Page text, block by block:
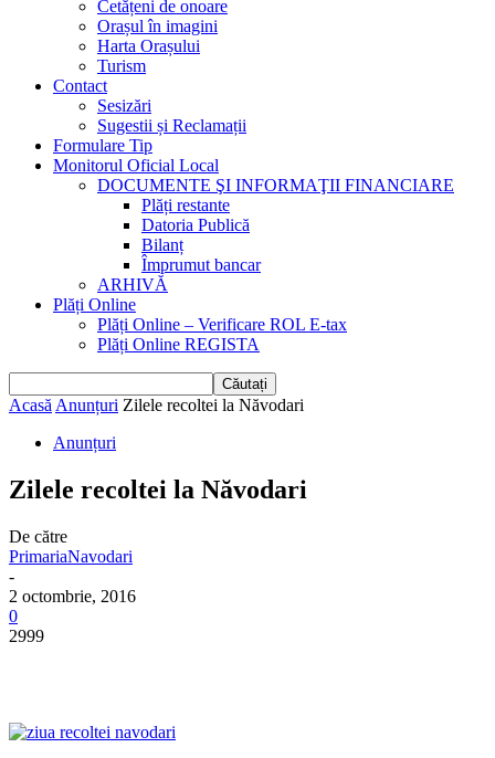
Cetățeni de onoare
Orașul în imagini
Harta Orașului
Turism
Contact
Sesizări
Sugestii și Reclamații
Formulare Tip
Monitorul Oficial Local
DOCUMENTE ŞI INFORMAŢII FINANCIARE
Plăți restante
Datoria Publică
Bilanț
Împrumut bancar
ARHIVĂ
Plăți Online
Plăți Online – Verificare ROL E-tax
Plăți Online REGISTA
Acasă Anunțuri Zilele recoltei la Năvodari
Anunțuri
Zilele recoltei la Năvodari
De către
PrimariaNavodari
-
2 octombrie, 2016
0
2999